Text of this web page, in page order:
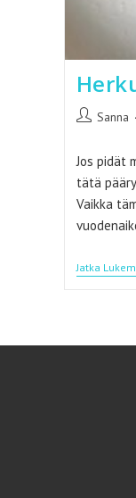
Artikkelin
Sanna
Jos pidät
tätä
Vaikka
Jatka